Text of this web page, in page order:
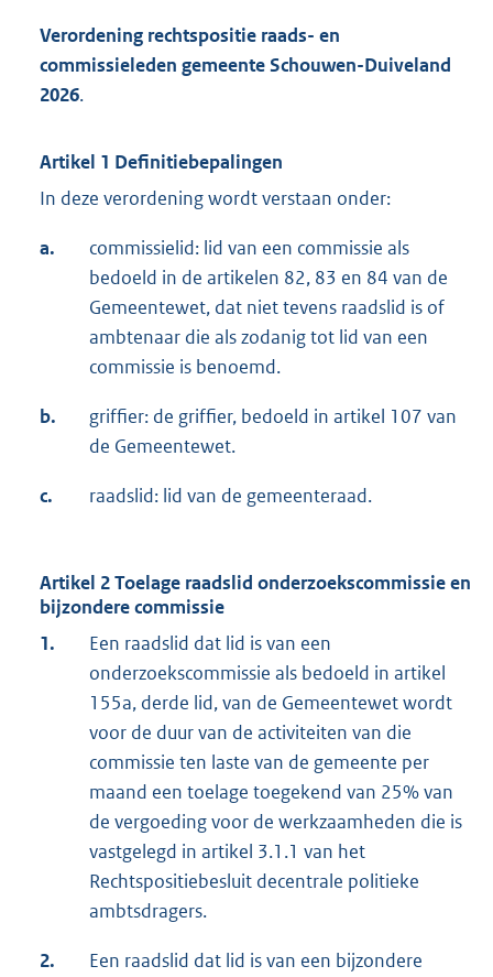
Verordening rechtspositie raads- en
commissieleden gemeente Schouwen-Duiveland
2026.
Artikel 1 Definitiebepalingen
In deze verordening wordt verstaan onder:
a.
commissielid: lid van een commissie als
bedoeld in de artikelen 82, 83 en 84 van de
Gemeentewet, dat niet tevens raadslid is of
ambtenaar die als zodanig tot lid van een
commissie is benoemd.
b.
griffier: de griffier, bedoeld in artikel 107 van
de Gemeentewet.
c. raadslid: lid van de gemeenteraad.
Artikel 2 Toelage raadslid onderzoekscommissie en
bijzondere commissie
1.
Een raadslid dat lid is van een
onderzoekscommissie als bedoeld in artikel
155a, derde lid, van de Gemeentewet wordt
voor de duur van de activiteiten van die
commissie ten laste van de gemeente per
maand een toelage toegekend van 25% van
de vergoeding voor de werkzaamheden die is
vastgelegd in artikel 3.1.1 van het
Rechtspositiebesluit decentrale politieke
ambtsdragers.
2.
Een raadslid dat lid is van een bijzondere